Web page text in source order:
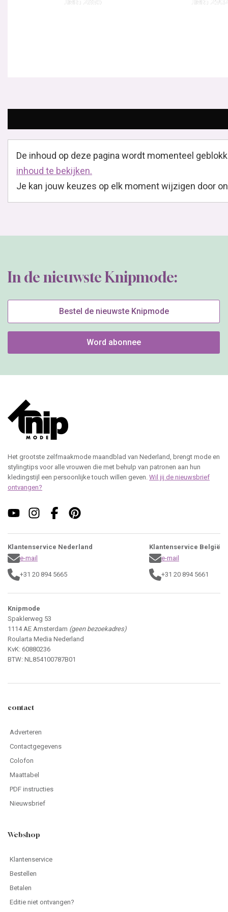
De inhoud op deze pagina wordt momenteel
inhoud te bekijken.
Je kan jouw keuzes op elk moment wijzigen door
In de nieuwste Knipmode:
Bestel de nieuwste Knipmode
Word abonnee
Het grootste zelfmaakmode maandblad van Nederland, brengt mode en
stylingtips voor alle vrouwen die met behulp van patronen aan hun
kledingstijl een persoonlijke touch willen geven. Wil jij de nieuwsbrief
ontvangen?
Klantenservice Nederland
e-mail
+31 20 894 5665
Klantenservice België
e-mail
+31 20 894 5661
Knipmode
Spaklerweg 53
1114 AE Amsterdam (geen bezoekadres)
Roularta Media Nederland
KvK: 60880236
BTW: NL854100787B01
contact
Adverteren
Contactgegevens
Colofon
Maattabel
PDF instructies
Nieuwsbrief
Webshop
Klantenservice
Bestellen
Betalen
Editie niet ontvangen?